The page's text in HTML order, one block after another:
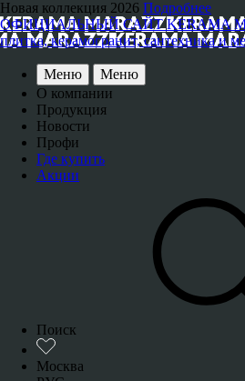
Новая коллекция 2026 Подробнее
ОФИЦИАЛЬНЫЙ САЙТ KERAMA
плитка, керамогранит, сантехника и
Меню
Меню
О компании
Продукция
Новости
Профи
Где купить
Акции
Поиск
Москва